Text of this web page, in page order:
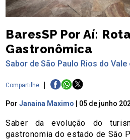
BaresSP Por Aí: Rota
Gastronômica
Sabor de São Paulo Rios do
Compartilhe
PorJanaina Maximo 05 de junho
Saber da evolução do
gastronomia do estado de São